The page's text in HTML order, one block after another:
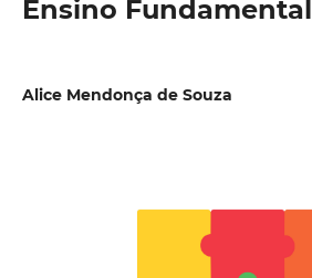
Ensino Fundamental
Alice Mendonça de Souza